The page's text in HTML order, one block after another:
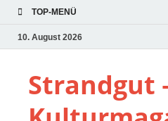
TOP-MENÜ
10. August 2026
Strandgut